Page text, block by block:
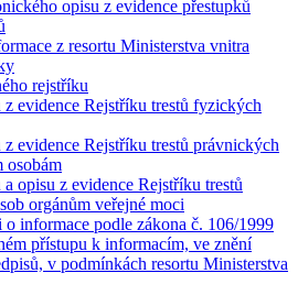
opisu z evidence přestupků
z resortu Ministerstva vnitra
rejstříku
evidence Rejstříku trestů fyzických
evidence Rejstříku trestů právnických
osobám
opisu z evidence Rejstříku trestů
orgánům veřejné moci
o informace podle zákona č. 106/1999
přístupu k informacím, ve znění
v podmínkách resortu Ministerstva